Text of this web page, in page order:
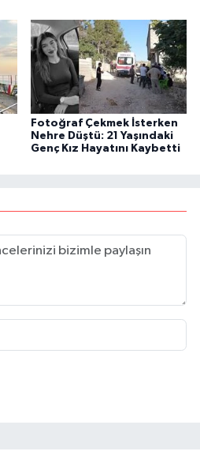
Fotoğraf Çekmek İsterken
Nehre Düştü: 21 Yaşındaki
Genç Kız Hayatını Kaybetti